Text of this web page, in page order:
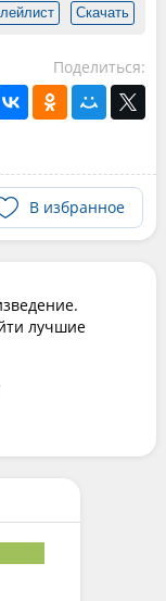
Скачать
Поделиться:
В избранное
лучшие